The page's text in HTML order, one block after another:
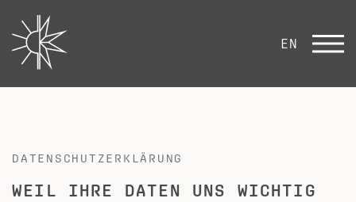
EN
DATENSCHUTZERKLÄRUNG
WEIL IHRE DATEN UNS WICHTIG